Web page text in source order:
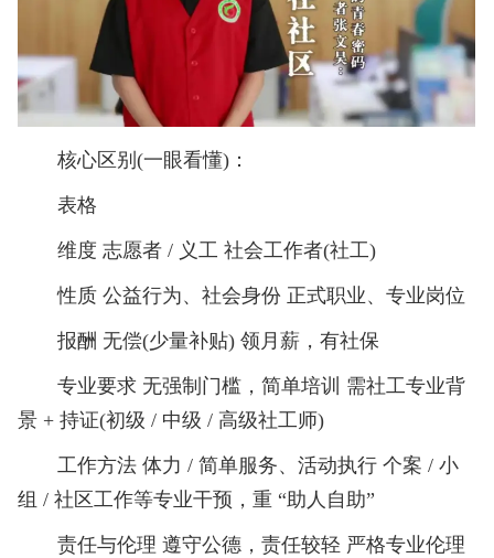
核心区别(一眼看懂)：
表格
维度 志愿者 / 义工 社会工作者(社工)
性质 公益行为、社会身份 正式职业、专业岗位
报酬 无偿(少量补贴) 领月薪，有社保
专业要求 无强制门槛，简单培训 需社工专业背
景 + 持证(初级 / 中级 / 高级社工师)
工作方法 体力 / 简单服务、活动执行 个案 / 小
组 / 社区工作等专业干预，重 “助人自助”
责任与伦理 遵守公德，责任较轻 严格专业伦理